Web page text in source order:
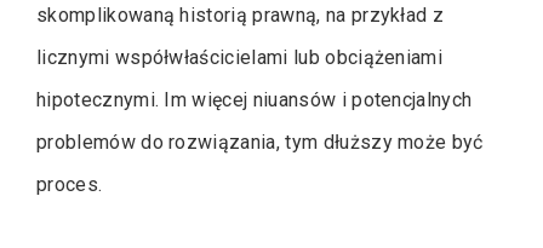
skomplikowaną historią prawną, na przykład z
licznymi współwłaścicielami lub obciążeniami
hipotecznymi. Im więcej niuansów i potencjalnych
problemów do rozwiązania, tym dłuższy może być
proces.